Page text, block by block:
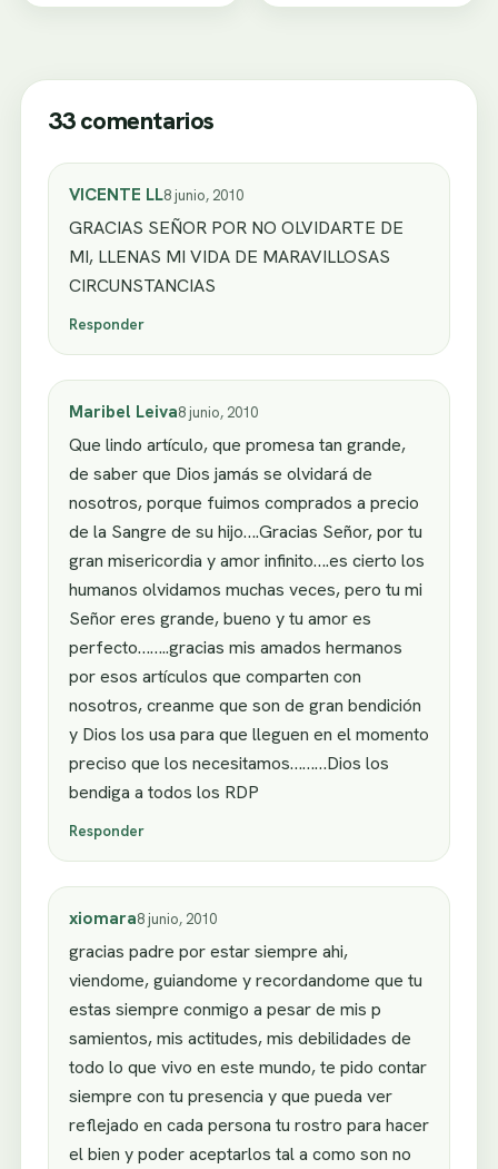
33 comentarios
VICENTE LL8 junio, 2010
GRACIAS SEÑOR POR NO OLVIDARTE DE
MI, LLENAS MI VIDA DE MARAVILLOSAS
CIRCUNSTANCIAS
Responder
Maribel Leiva8 junio, 2010
Que lindo artículo, que promesa tan grande,
de saber que Dios jamás se olvidará de
nosotros, porque fuimos comprados a precio
de la Sangre de su hijo….Gracias Señor, por tu
gran misericordia y amor infinito….es cierto los
humanos olvidamos muchas veces, pero tu mi
Señor eres grande, bueno y tu amor es
perfecto……..gracias mis amados hermanos
por esos artículos que comparten con
nosotros, creanme que son de gran bendición
y Dios los usa para que lleguen en el momento
preciso que los necesitamos………Dios los
bendiga a todos los RDP
Responder
xiomara8 junio, 2010
gracias padre por estar siempre ahi,
viendome, guiandome y recordandome que tu
estas siempre conmigo a pesar de mis p
samientos, mis actitudes, mis debilidades de
todo lo que vivo en este mundo, te pido contar
siempre con tu presencia y que pueda ver
reflejado en cada persona tu rostro para hacer
el bien y poder aceptarlos tal a como son no